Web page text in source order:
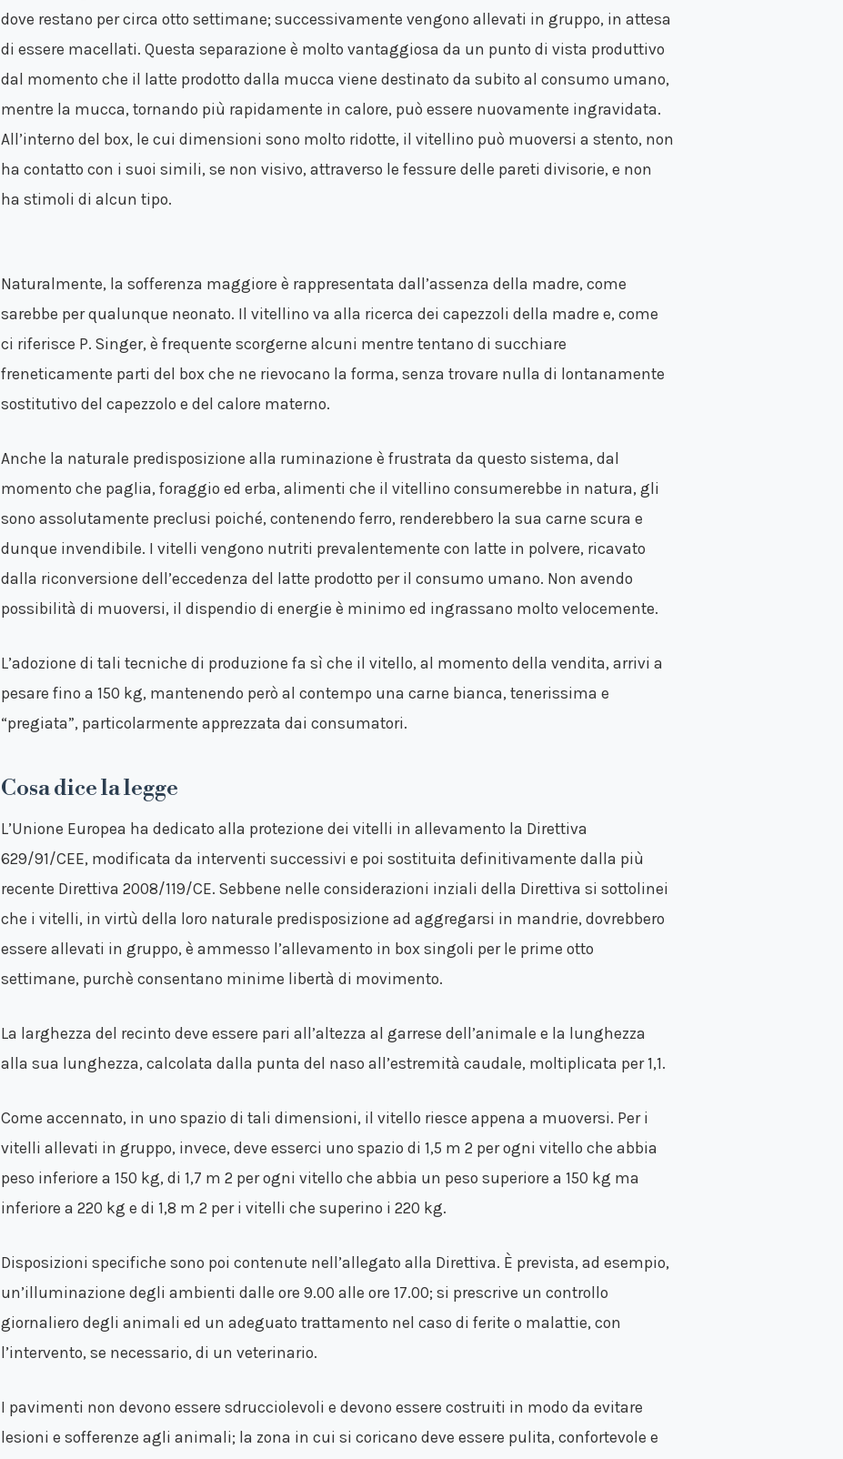
dove restano per circa otto settimane; successivamente vengono allevati in gruppo, in attesa
di essere macellati. Questa separazione è molto vantaggiosa da un punto di vista produttivo
dal momento che il latte prodotto dalla mucca viene destinato da subito al consumo umano,
mentre la mucca, tornando più rapidamente in calore, può essere nuovamente ingravidata.
All’interno del box, le cui dimensioni sono molto ridotte, il vitellino può muoversi a stento, non
ha contatto con i suoi simili, se non visivo, attraverso le fessure delle pareti divisorie, e non
ha stimoli di alcun tipo.
Naturalmente, la sofferenza maggiore è rappresentata dall’assenza della madre, come
sarebbe per qualunque neonato. Il vitellino va alla ricerca dei capezzoli della madre e, come
ci riferisce P. Singer, è frequente scorgerne alcuni mentre tentano di succhiare
freneticamente parti del box che ne rievocano la forma, senza trovare nulla di lontanamente
sostitutivo del capezzolo e del calore materno.
Anche la naturale predisposizione alla ruminazione è frustrata da questo sistema, dal
momento che paglia, foraggio ed erba, alimenti che il vitellino consumerebbe in natura, gli
sono assolutamente preclusi poiché, contenendo ferro, renderebbero la sua carne scura e
dunque invendibile. I vitelli vengono nutriti prevalentemente con latte in polvere, ricavato
dalla riconversione dell’eccedenza del latte prodotto per il consumo umano. Non avendo
possibilità di muoversi, il dispendio di energie è minimo ed ingrassano molto velocemente.
L’adozione di tali tecniche di produzione fa sì che il vitello, al momento della vendita, arrivi a
pesare fino a 150 kg, mantenendo però al contempo una carne bianca, tenerissima e
“pregiata”, particolarmente apprezzata dai consumatori.
Cosa dice la legge
L’Unione Europea ha dedicato alla protezione dei vitelli in allevamento la Direttiva
629/91/CEE, modificata da interventi successivi e poi sostituita definitivamente dalla più
recente Direttiva 2008/119/CE. Sebbene nelle considerazioni inziali della Direttiva si sottolinei
che i vitelli, in virtù della loro naturale predisposizione ad aggregarsi in mandrie, dovrebbero
essere allevati in gruppo, è ammesso l’allevamento in box singoli per le prime otto
settimane, purchè consentano minime libertà di movimento.
La larghezza del recinto deve essere pari all’altezza al garrese dell’animale e la lunghezza
alla sua lunghezza, calcolata dalla punta del naso all’estremità caudale, moltiplicata per 1,1.
Come accennato, in uno spazio di tali dimensioni, il vitello riesce appena a muoversi. Per i
vitelli allevati in gruppo, invece, deve esserci uno spazio di 1,5 m 2 per ogni vitello che abbia
peso inferiore a 150 kg, di 1,7 m 2 per ogni vitello che abbia un peso superiore a 150 kg ma
inferiore a 220 kg e di 1,8 m 2 per i vitelli che superino i 220 kg.
Disposizioni specifiche sono poi contenute nell’allegato alla Direttiva. È prevista, ad esempio,
un’illuminazione degli ambienti dalle ore 9.00 alle ore 17.00; si prescrive un controllo
giornaliero degli animali ed un adeguato trattamento nel caso di ferite o malattie, con
l’intervento, se necessario, di un veterinario.
I pavimenti non devono essere sdrucciolevoli e devono essere costruiti in modo da evitare
lesioni e sofferenze agli animali; la zona in cui si coricano deve essere pulita, confortevole e